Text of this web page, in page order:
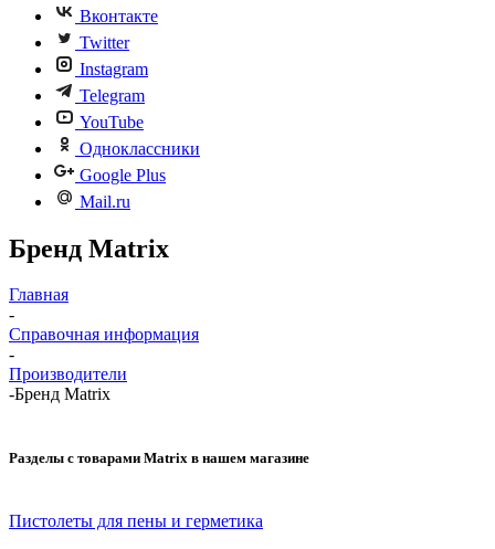
Вконтакте
Twitter
Instagram
Telegram
YouTube
Одноклассники
Google Plus
Mail.ru
Бренд Matrix
Главная
-
Справочная информация
-
Производители
-Бренд Matrix
Разделы с товарами Matrix в нашем магазине
Пистолеты для пены и герметика